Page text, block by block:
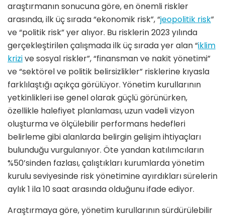
araştırmanın sonucuna göre, en önemli riskler
arasında, ilk üç sırada “ekonomik risk”, “jeopolitik risk”
ve “politik risk” yer alıyor. Bu risklerin 2023 yılında
gerçekleştirilen çalışmada ilk üç sırada yer alan “iklim
krizive sosyal riskler”, “finansman ve nakit yönetimi”
ve “sektörel ve politik belirsizlikler” risklerine kıyasla
farklılaştığı açıkça görülüyor. Yönetim kurullarının
yetkinlikleri ise genel olarak güçlü görünürken,
özellikle halefiyet planlaması, uzun vadeli vizyon
oluşturma ve ölçülebilir performans hedefleri
belirleme gibi alanlarda belirgin gelişim ihtiyaçları
bulunduğu vurgulanıyor. Öte yandan katılımcıların
%50’sinden fazlası, çalıştıkları kurumlarda yönetim
kurulu seviyesinde risk yönetimine ayırdıkları sürelerin
aylık 1 ila 10 saat arasında olduğunu ifade ediyor.
Araştırmaya göre, yönetim kurullarının sürdürülebilir